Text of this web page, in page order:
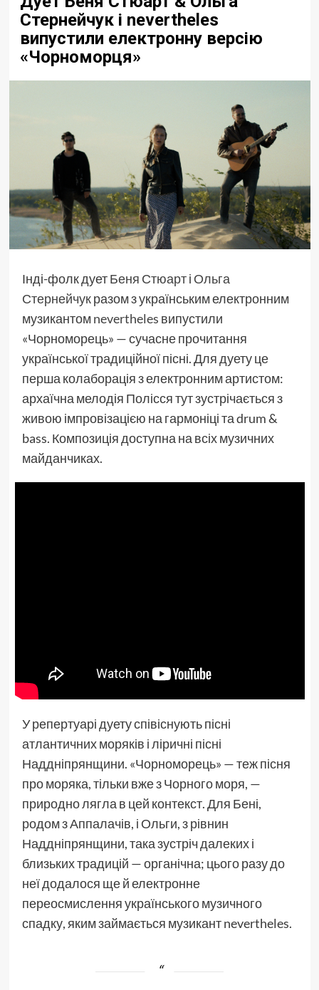
Стернейчук і nevertheles
випустили електронну версію
«Чорноморця»
Інді-фолк дуетБеня Стюарті Ольга
Стернейчукразом з українським електронним
музикантомnevertheles випустили
«Чорноморець» — сучасне прочитання
української традиційної пісні. Для дуету це
перша колаборація з електронним артистом:
архаїчна мелодія Полісся тут зустрічається з
живою імпровізацією на гармоніці та drum &
bass. Композиція доступна на всіх музичних
майданчиках.
У репертуарі дуету співіснують пісні
атлантичних моряків і ліричні пісні
Наддніпрянщини. «Чорноморець» — теж пісня
про моряка, тільки вже з Чорного моря, —
природно лягла в цей контекст. Для Бені,
родом з Аппалачів, і Ольги, з рівнин
Наддніпрянщини, така зустріч далеких і
близьких традицій — органічна; цього разу до
неї додалося ще й електронне
переосмислення українського музичного
спадку, яким займається музикант nevertheles.